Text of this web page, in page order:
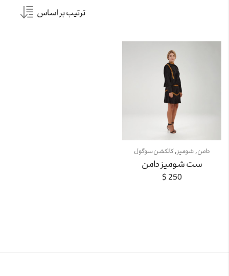
ترتیب بر اساس
دامن,شومیز,کالکشن سوگول
ست شومیز دامن
$ 250